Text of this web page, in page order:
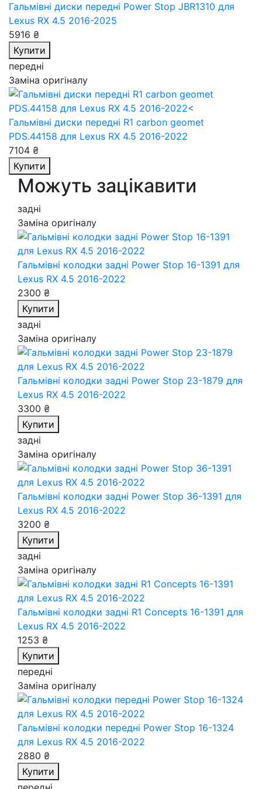
Гальмівні диски передні Power Stop JBR1310 для
Lexus RX 4.5 2016-2025
5916 ₴
Купити
передні
Заміна оригіналу
Гальмівні диски передні R1 carbon geomet
PDS.44158 для Lexus RX 4.5 2016-2022
7104 ₴
Купити
Можуть зацікавити
задні
Заміна оригіналу
Гальмівні колодки задні Power Stop 16-1391 для
Lexus RX 4.5 2016-2022
2300 ₴
Купити
задні
Заміна оригіналу
Гальмівні колодки задні Power Stop 23-1879 для
Lexus RX 4.5 2016-2022
3300 ₴
Купити
задні
Заміна оригіналу
Гальмівні колодки задні Power Stop 36-1391 для
Lexus RX 4.5 2016-2022
3200 ₴
Купити
задні
Заміна оригіналу
Гальмівні колодки задні R1 Concepts 16-1391 для
Lexus RX 4.5 2016-2022
1253 ₴
Купити
передні
Заміна оригіналу
Гальмівні колодки передні Power Stop 16-1324
для Lexus RX 4.5 2016-2022
2880 ₴
Купити